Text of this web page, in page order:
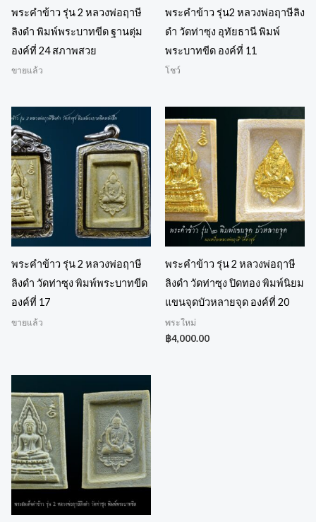
พระคำข้าว รุ่น 2 หลวงพ่อฤาษี
ลิงดำ พิมพ์พระบาทขีด ฐานตุ่ม
องค์ที่ 24 สภาพสวย
ขายแล้ว
พระคำข้าว รุ่น2 หลวงพ่อฤาษีลิง
ดำ วัดท่าซุง อุทัยธานี พิมพ์
พระบาทขีด องค์ที่ 11
โชว์
พระคำข้าว รุ่น 2 หลวงพ่อฤาษี
ลิงดำ วัดท่าซุง พิมพ์พระบาทขีด
องค์ที่ 17
ขายแล้ว
พระคำข้าว รุ่น 2 หลวงพ่อฤาษี
ลิงดำ วัดท่าซุง ปิดทอง พิมพ์นิยม
แขนจุดบัวหลายจุด องค์ที่ 20
พระใหม่
฿4,000.00